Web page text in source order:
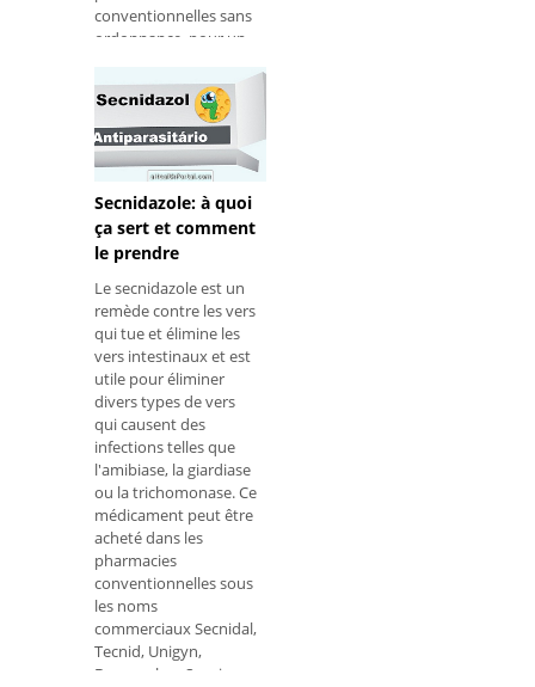
conventionnelles sans
ordonnance, pour un
sous la forme d'un
flacon de 60
comprimés. À quo
Secnidazole: à quoi
ça sert et comment
le prendre
Le secnidazole est un
remède contre les vers
qui tue et élimine les
vers intestinaux et est
utile pour éliminer
divers types de vers
qui causent des
infections telles que
l'amibiase, la giardiase
ou la trichomonase. Ce
médicament peut être
acheté dans les
pharmacies
conventionnelles sous
les noms
commerciaux Secnidal,
Tecnid, Unigyn,
Decnazol ou Secnimax